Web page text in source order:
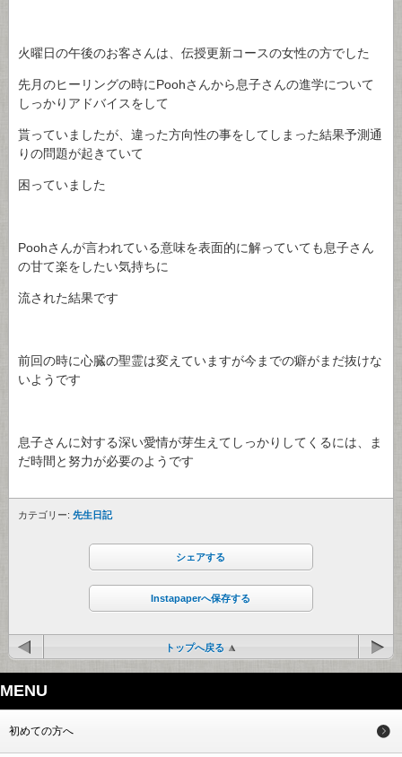
火曜日の午後のお客さんは、伝授更新コースの女性の方でした
先月のヒーリングの時にPoohさんから息子さんの進学について
しっかりアドバイスをして
貰っていましたが、違った方向性の事をしてしまった結果予測通
りの問題が起きていて
困っていました
Poohさんが言われている意味を表面的に解っていても息子さん
の甘て楽をしたい気持ちに
流された結果です
前回の時に心臓の聖霊は変えていますが今までの癖がまだ抜けな
いようです
息子さんに対する深い愛情が芽生えてしっかりしてくるには、ま
だ時間と努力が必要のようです
カテゴリー: 先生日記
シェアする
Instapaperへ保存する
トップへ戻る
MENU
初めての方へ